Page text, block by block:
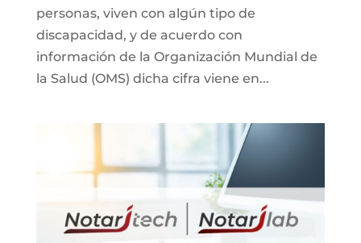
personas, viven con algún tipo de
discapacidad, y de acuerdo con
información de la Organización Mundial de
la Salud (OMS) dicha cifra viene en...